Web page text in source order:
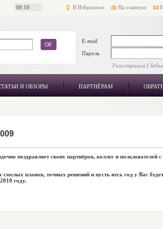
08:10 В Избранное На главную
E-mail
Пароль
Регистрация|
И ОБЗОРЫ ПАРТНЁРАМ
поздравляет своих партнёров, коллег и
планов, точных решений и пусть весь год у Вас
году.